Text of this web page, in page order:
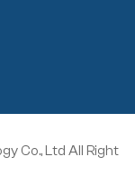
Co., Ltd All Right